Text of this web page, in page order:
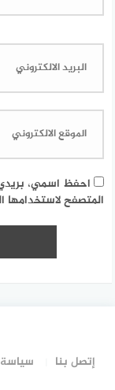
احفظ اسمي، بريدي
المتصفح لاستخدامها
إتصل بنا